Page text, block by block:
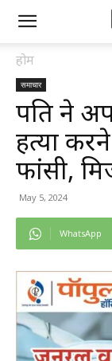
होम
समाचार
पति ने
हत्या
फांसी,
May 5, 2024
WhatsApp